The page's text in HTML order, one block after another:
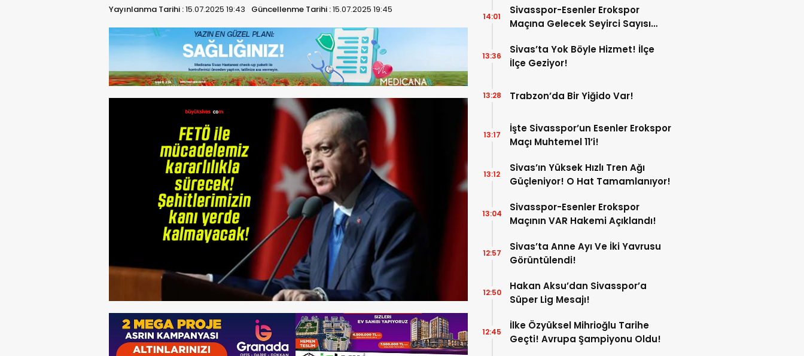
Yayınlanma Tarihi :15.07.2025 19:43 Güncellenme Tarihi :15.07.2025 19:45
Sivasspor-Esenler Erokspor
Maçına Gelecek Seyirci Sayısı
14:01
Sivas’ta Yok Böyle Hizmet! İlçe
İlçe Geziyor!
13:36
Trabzon’da Bir Yiğido Var!
13:28
İşte Sivasspor’un Esenler Erokspor
Maçı Muhtemel 11’i!
13:17
Sivas’ın Yüksek Hızlı Tren Ağı
Güçleniyor! O Hat Tamamlanıyor!
13:12
Sivasspor-Esenler Erokspor
Maçının VAR Hakemi Açıklandı!
13:04
Sivas’ta Anne Ayı Ve İki Yavrusu
Görüntülendi!
12:57
Hakan Aksu’dan Sivasspor’a
Süper Lig Mesajı!
12:50
İlke Özyüksel Mihrioğlu Tarihe
Geçti! Avrupa Şampiyonu Oldu!
12:45